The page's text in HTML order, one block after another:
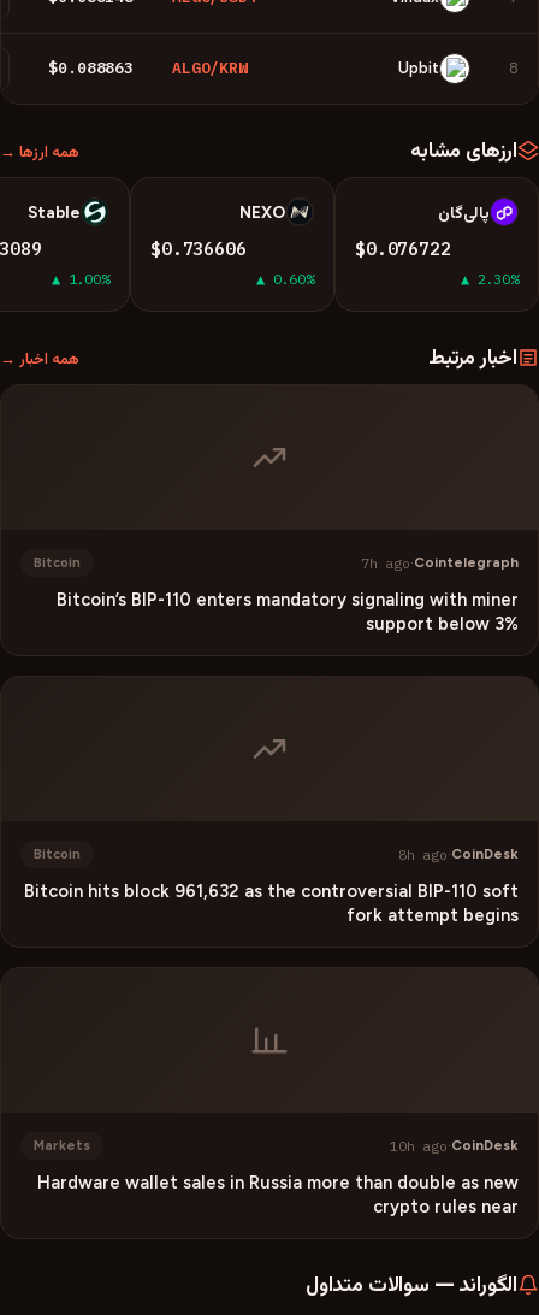
8
Upbit
ALGO/KRW
$0.088863
ارزهای مشابه همه ارزها →
P پالی‌گان
$0.076722
▲ 2.30%
N
NEXO
$0.736606
▲ 0.60%
S
​​Stable
▲ 1.00%
اخبار مرتبط همه اخبار →
Cointelegraph
·
7h ago
Bitcoin
Bitcoin’s BIP-110 enters mandatory signaling with miner
support below 3%
CoinDesk
·
8h ago
Bitcoin
Bitcoin hits block 961,632 as the controversial BIP-110 soft
fork attempt begins
CoinDesk
·
10h ago
Markets
Hardware wallet sales in Russia more than double as new
crypto rules near
الگوراند — سوالات متداول